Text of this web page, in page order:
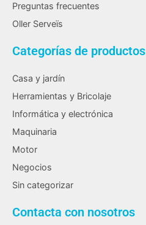
Preguntas frecuentes
Oller Serveïs
Categorías de productos
Casa y jardín
Herramientas y Bricolaje
Informática y electrónica
Maquinaria
Motor
Negocios
Sin categorizar
Contacta con nosotros